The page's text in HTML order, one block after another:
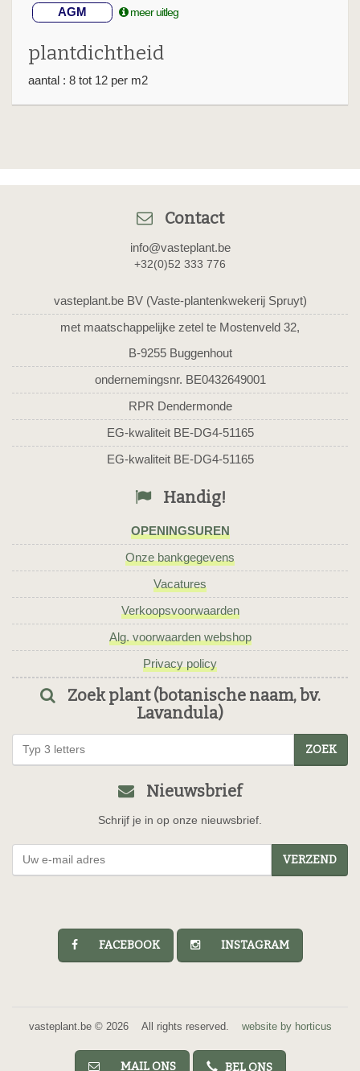
AGM meer uitleg
plantdichtheid
aantal : 8 tot 12 per m2
Contact
info@vasteplant.be
+32(0)52 333 776
vasteplant.be BV (Vaste-plantenkwekerij Spruyt)
met maatschappelijke zetel te Mostenveld 32,
B-9255 Buggenhout
ondernemingsnr. BE0432649001
RPR Dendermonde
EG-kwaliteit BE-DG4-51165
EG-kwaliteit BE-DG4-51165
Handig!
OPENINGSUREN
Onze bankgegevens
Vacatures
Verkoopsvoorwaarden
Alg. voorwaarden webshop
Privacy policy
Zoek plant (botanische naam, bv.
Lavandula)
ZOEK
Nieuwsbrief
Schrijf je in op onze nieuwsbrief.
VERZEND
FACEBOOK INSTAGRAM
vasteplant.be © 2026 All rights reserved. website by horticus
MAIL ONS BEL ONS